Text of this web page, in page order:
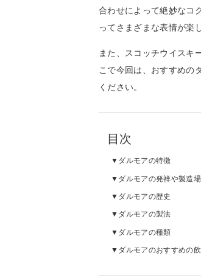
合わせによって絶妙なコ
ってさまざまな表情が楽
また、スコッチウイスキ
こで今回は、おすすめの
ください。
目次
ダルモアの特徴
ダルモアの発祥や製造
ダルモアの歴史
ダルモアの製法
ダルモアの種類
ダルモアのおすすめの